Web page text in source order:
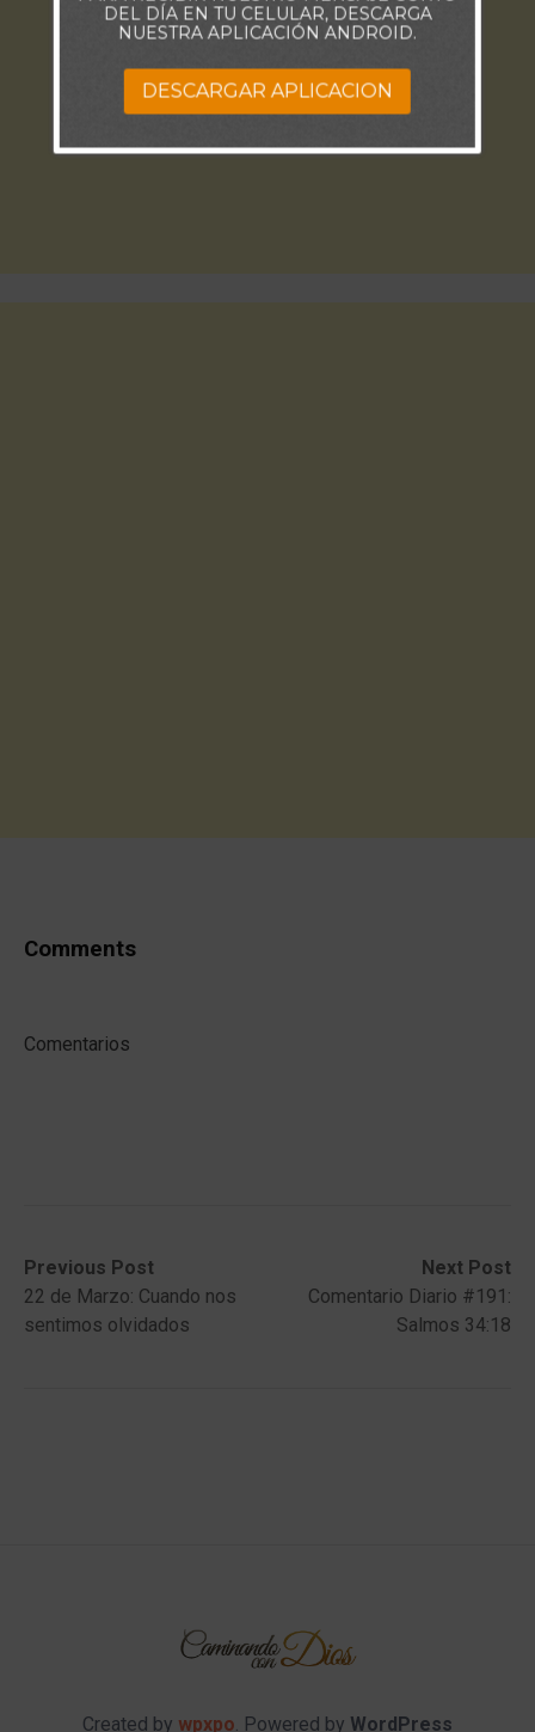
Comments
Comentarios
Post
navigation
Previous Post
Previous
post:22 de Marzo: Cuando nos
sentimos olvidados
Next Post
Next
post:
Comentario Diario #191:
Salmos 34:18
Created by wpxpo. Powered by WordPress
DEL DÍA EN TU CELULAR, DESCARGA
NUESTRA APLICACIÓN ANDROID.
DESCARGAR APLICACION